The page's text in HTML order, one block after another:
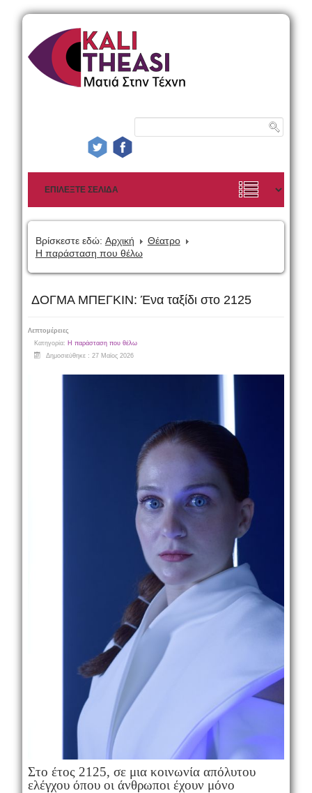
Βρίσκεστε εδώ: Αρχική
Θέατρο
Η παράσταση που θέλω
ΔΟΓΜΑ ΜΠΕΓΚΙΝ: Ένα ταξίδι στο 2125
Λεπτομέρειες
Κατηγορία: Η παράσταση που θέλω
Δημοσιεύθηκε : 27 Μαϊος 2026
Στο έτος 2125, σε μια κοινωνία απόλυτου
ελέγχου όπου οι άνθρωποι έχουν μόνο